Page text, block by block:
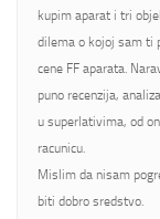
kupim aparat i tri
dilema o kojoj sam ti
cene FF aparata.
puno recenzija,
u superlativima, od
racunicu.
Mislim da nisam
biti dobro sredstvo.